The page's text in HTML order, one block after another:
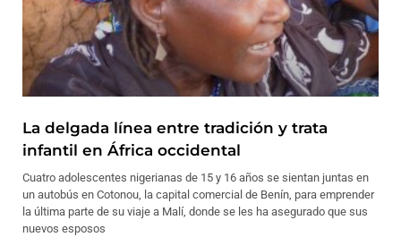
La delgada línea entre tradición y trata
infantil en África occidental
Cuatro adolescentes nigerianas de 15 y 16 años se sientan juntas en
un autobús en Cotonou, la capital comercial de Benín, para emprender
la última parte de su viaje a Malí, donde se les ha asegurado que sus
nuevos esposos